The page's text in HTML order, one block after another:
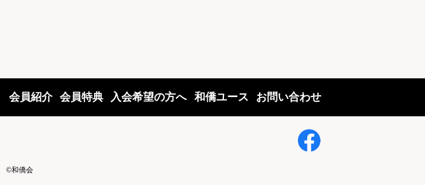
会員紹介 会員特典 入会希望の方へ 和僑ユース お問い合わせ
©和僑会